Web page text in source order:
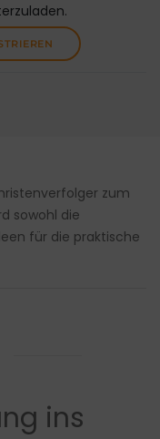
zum
sowohl die
für die praktische
ins